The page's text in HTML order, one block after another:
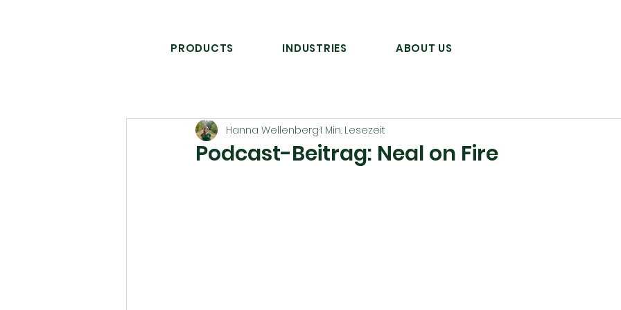
PRODUCTS INDUSTRIES ABOUT US
Podcast-Beitrag: Neal on Fire
Hanna Wellenberg1 Min. Lesezeit